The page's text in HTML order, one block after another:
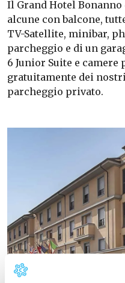
Il Grand Hotel
alcune con balcone,
TV-Satellite, minibar,
parcheggio e di un
6 Junior Suite e
gratuitamente dei
parcheggio privato.